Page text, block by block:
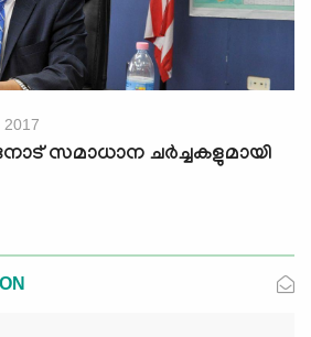
2017
സമാധാന ചര്‍ച്ചകളുമായി